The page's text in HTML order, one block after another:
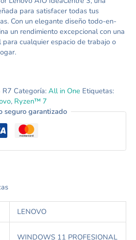
para satisfacer todas tus
Con un elegante diseño todo-en-
un rendimiento excepcional con una
cualquier espacio de trabajo o
R7 Categoría: All in One Etiquetas:
, Ryzen™ 7
seguro garantizado
LENOVO
WINDOWS 11 PROFESIONAL